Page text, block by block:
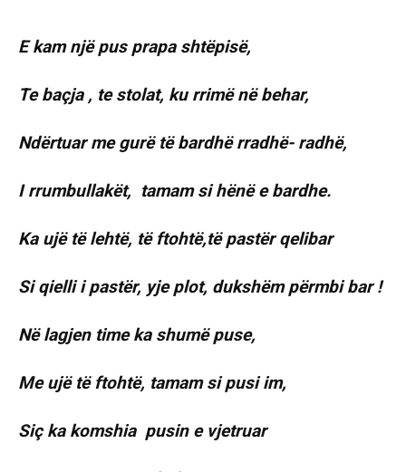
E kam një pus prapa shtëpisë,
Te baçja , te stolat, ku rrimë në behar,
Ndërtuar me gurë të bardhë rradhë- radhë,
I rrumbullakët, tamam si hënë e bardhe.
Ka ujë të lehtë, të ftohtë,të pastër qelibar
Si qielli i pastër, yje plot, dukshëm përmbi bar !
Në lagjen time ka shumë puse,
Me ujë të ftohtë, tamam si pusi im,
Siç ka komshia pusin e vjetruar